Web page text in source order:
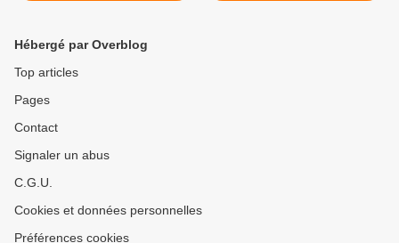
Hébergé par Overblog
Top articles
Pages
Contact
Signaler un abus
C.G.U.
Cookies et données personnelles
Préférences cookies